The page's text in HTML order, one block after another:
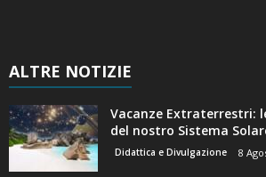
ALTRE NOTIZIE
Vacanze Extraterrestri:
del nostro Sistema
Didattica e Divulgazione 8